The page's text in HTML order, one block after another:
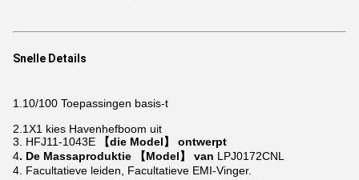
Snelle Details
1.10/100 Toepassingen basis-t
2.1X1 kies Havenhefboom uit
3. HFJ11-1043E
【die Model】 ontwerpt
4. De Massaproduktie 【Model】 van LPJ0172CNL
4. Facultatieve leiden, Facultatieve EMI-Vinger.